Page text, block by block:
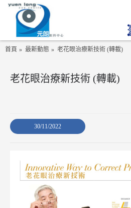
首頁 最新動態 老花眼治療新技術 (轉載)
老花眼治療新技術 (轉載)
30/11/2022